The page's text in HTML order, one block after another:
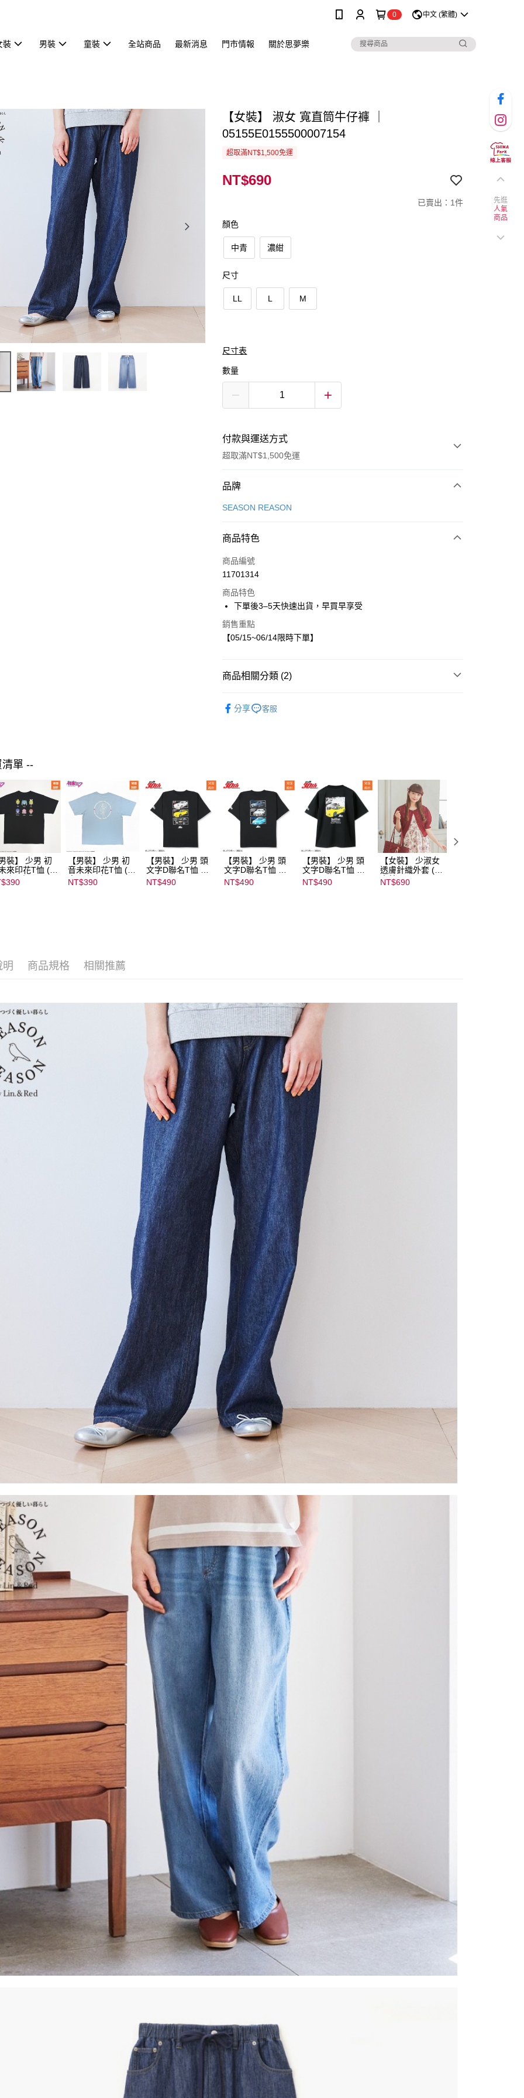
0 中文 (繁體)
裝 男裝 童裝 全站商品 最新消息 門市情報 關於思夢樂
【女裝】 淑女 寬直筒牛仔褲 ｜
05155E0155500007154
超取滿NT$1,500免運
NT$690
已賣出：1件
顏色
中青 濃紺
尺寸
LL L M
尺寸表
數量
付款與運送方式
超取滿NT$1,500免運
付款方式
信用卡一次付款
街口支付
悠遊付
每筆NT$80，滿NT$1,500(含以上)免運費
每筆NT$80，滿NT$1,500(含以上)免運費
品牌
SEASON REASON
商品特色
商品編號
11701314
商品特色
下單後3–5天快速出貨，早買早享受
銷售重點
【05/15~06/14限時下單】
商品相關分類 (2)
分享 客服
單 --
裝】 少男 初
來印花T恤 (初
ク) ｜
【男裝】 少男 初
音未來印花T恤 (初
音ミク) ｜
08022B01232000
NT$390
【男裝】 少男 頭
文字D聯名T恤 ｜
07102B01232000
15437
NT$490
【男裝】 少男 頭
文字D聯名T恤 ｜
07102B01232000
15439
NT$490
【男裝】 少男 頭
文字D聯名T恤 ｜
07102B01232000
15434
NT$490
【女裝】 少淑女
透膚針織外套 (青
木美沙子m♡petit
by misako)｜
NT$690
明 商品規格 相關推薦
先逛
人氣
商品